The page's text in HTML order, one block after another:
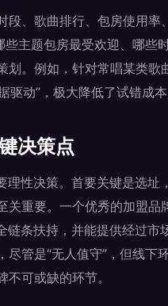
段、歌曲排行、包房使用
些主题包房最受欢迎、哪
划。例如，针对常唱某类
驱动”，极大降低了试错成
决策点
性决策。首要关键是选
关重要。一个优秀的加盟
链条扶持，并能提供经过
管是“无人值守”，但线下
可或缺的环节。